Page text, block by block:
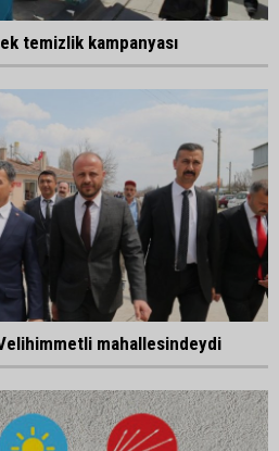
temizlik kampanyası
mahallesindeydi